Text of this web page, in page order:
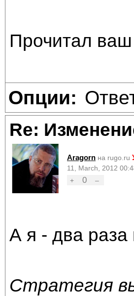
Прочитал
Опции:
Re:
Aragorn на rugo.ru
11, March, 2012
+
0 –
А я - два раза
Стратегия